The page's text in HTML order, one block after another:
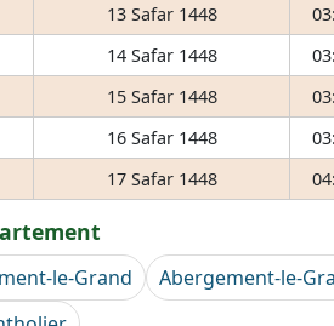
13 Safar 1448
14 Safar 1448
15 Safar 1448
16 Safar 1448
17 Safar 1448
le-Grand Abergement-le-